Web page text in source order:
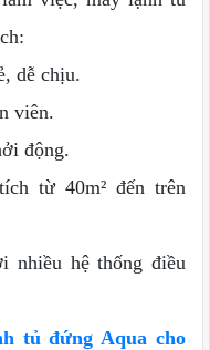
dễ chịu.
viên.
động.
từ 40m² đến trên
nhiều hệ thống điều
tủ đứng Aqua cho